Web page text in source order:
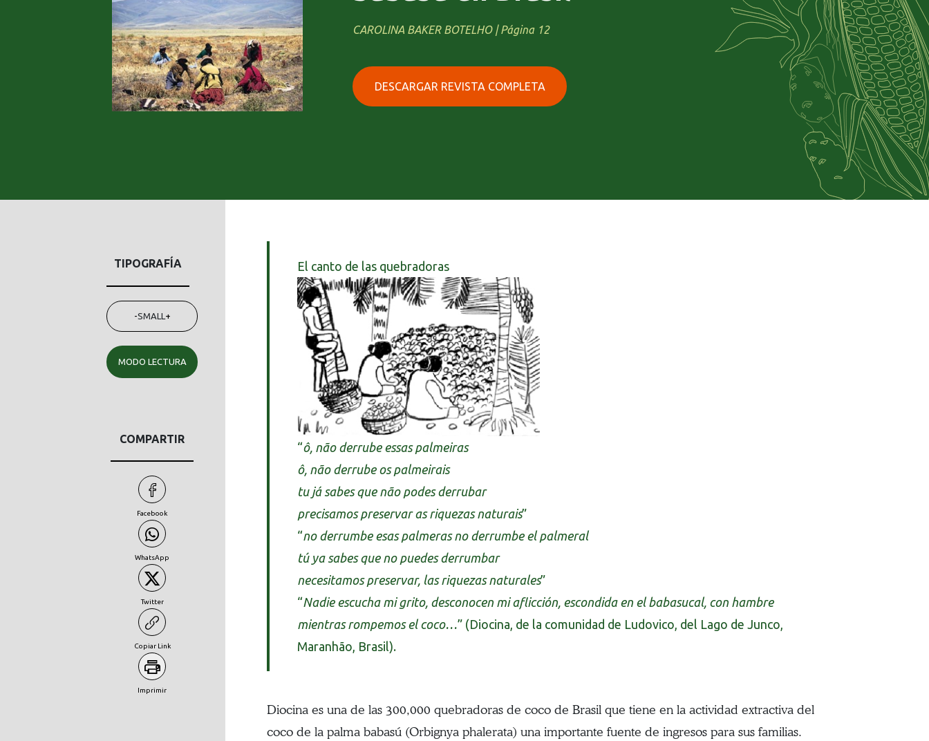
CAROLINA BAKER BOTELHO | Página 12
DESCARGAR REVISTA COMPLETA
TIPOGRAFÍA
-SMALL +
MODO LECTURA
COMPARTIR
Facebook
WhatsApp
Twitter
Copiar Link
Imprimir
El canto de las quebradoras
“ô, não derrube essas palmeiras
ô, não derrube os palmeirais
tu já sabes que não podes derrubar
precisamos preservar as riquezas naturais”
“no derrumbe esas palmeras no derrumbe el palmeral
tú ya sabes que no puedes derrumbar
necesitamos preservar, las riquezas naturales”
“Nadie escucha mi grito, desconocen mi aflicción, escondida en el babasucal, con hambre
mientras rompemos el coco…” (Diocina, de la comunidad de Ludovico, del Lago de Junco,
Maranhão, Brasil).
Diocina es una de las 300,000 quebradoras de coco de Brasil que tiene en la actividad extractiva del
coco de la palma babasú (Orbignya phalerata) una importante fuente de ingresos para sus familias.